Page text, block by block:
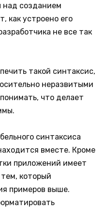
над созданием
как устроено его
не все так
такой синтаксис,
неразвитыми
что делает
синтаксиса
вместе. Кроме
приложений имеет
который
примеров выше.